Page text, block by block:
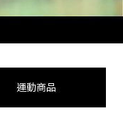
運動商品